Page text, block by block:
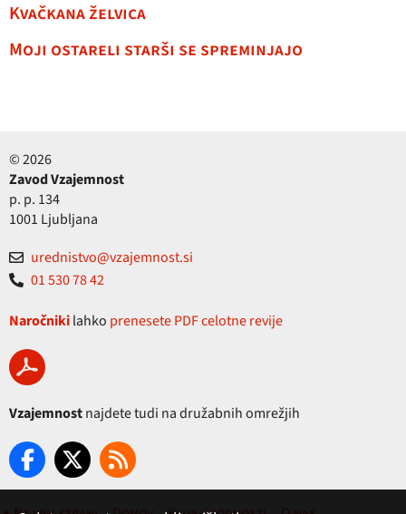
Kvačkana želvica
Moji ostareli starši se spreminjajo
© 2026
Zavod Vzajemnost
p. p. 134
1001 Ljubljana
urednistvo@vzajemnost.si
01 530 78 42
Naročnikilahko prenesete PDF celotne revije
Vzajemnostnajdete tudi na družabnih omrežjih